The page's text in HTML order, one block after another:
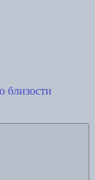
близости